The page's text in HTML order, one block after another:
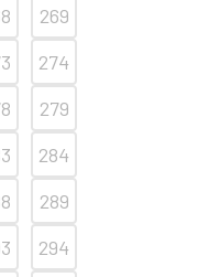
269
274
279
284
289
294